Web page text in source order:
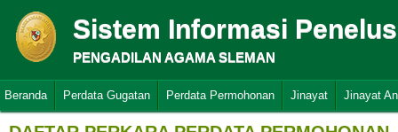
Sistem Informasi
PENGADILAN AGAMA SLEMAN
Beranda Perdata Gugatan Perdata Permohonan Jinayat Jinayat